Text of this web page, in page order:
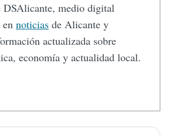
DSAlicante, medio digital
noticias de Alicante y
actualizada sobre
economía y actualidad local.